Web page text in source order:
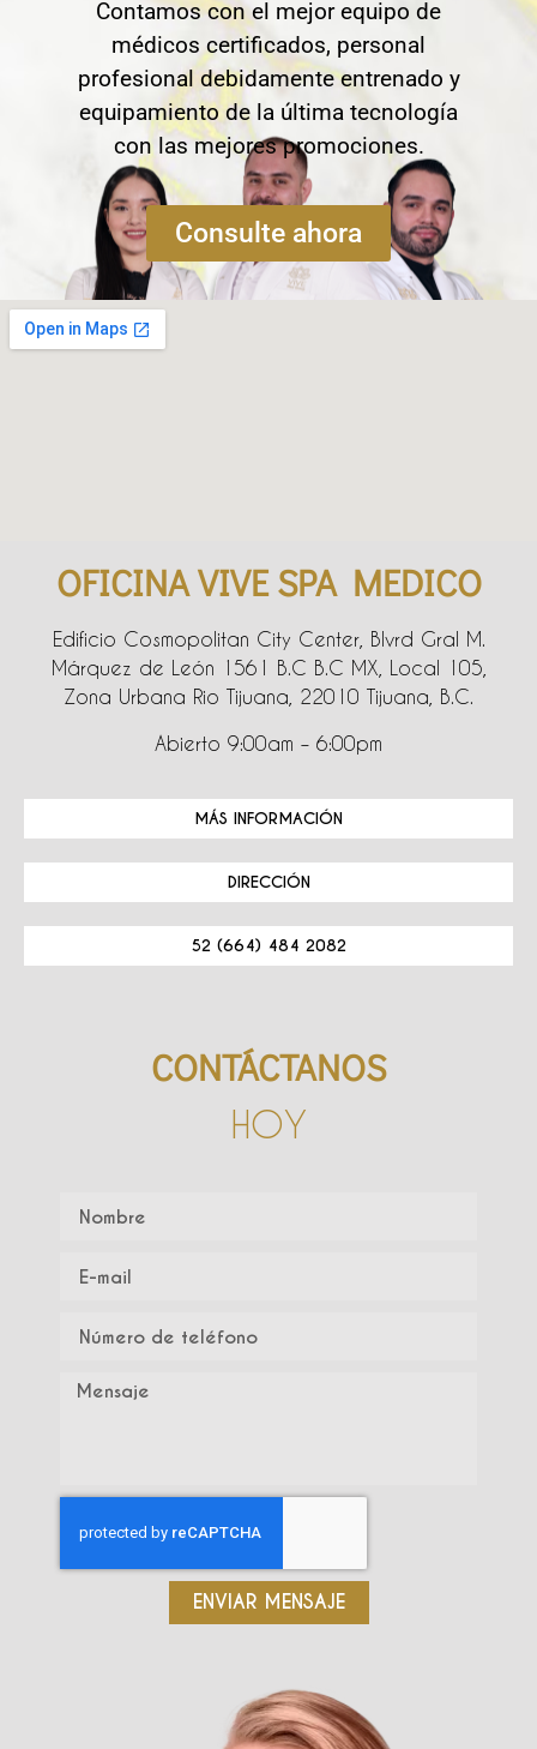
Contamos con el mejor equipo de
médicos certificados, personal
profesional debidamente entrenado y
equipamiento de la última tecnología
con las mejores promociones.
Consulte ahora
OFICINA VIVE SPA MEDICO
Edificio Cosmopolitan City Center, Blvrd Gral M.
Márquez de León 1561 B.C B.C MX, Local 105,
Zona Urbana Rio Tijuana, 22010 Tijuana, B.C.
Abierto 9:00am – 6:00pm
MÁS INFORMACIÓN
DIRECCIÓN
52 (664) 484 2082
CONTÁCTANOS
HOY
ENVIAR MENSAJE